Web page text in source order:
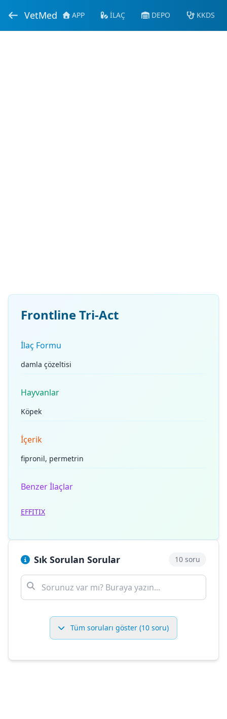
VetMed APP İLAÇ DEPO KKDS
Frontline Tri-Act
İlaç Formu
damla çözeltisi
Hayvanlar
Köpek
İçerik
fipronil, permetrin
Benzer İlaçlar
EFFITIX
Sık Sorulan Sorular 10 soru
Tüm soruları göster (10 soru)